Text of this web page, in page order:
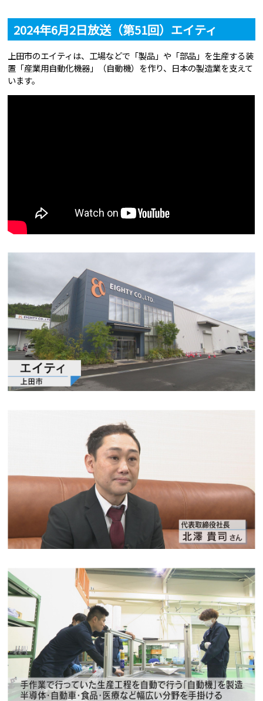
2024年6月2日放送（第51回）エイティ
上田市のエイティは、工場などで「製品」や「部品」を生産する装
置「産業用自動化機器」（自動機）を作り、日本の製造業を支えて
います。